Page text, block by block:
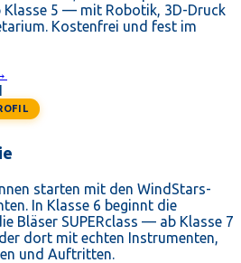
Klasse 5 — mit Robotik, 3D-Druck
Kostenfrei und fest im
starten mit den WindStars-
In Klasse 6 beginnt die
Bläser SUPERclass — ab Klasse 7
dort mit echten Instrumenten,
und Auftritten.